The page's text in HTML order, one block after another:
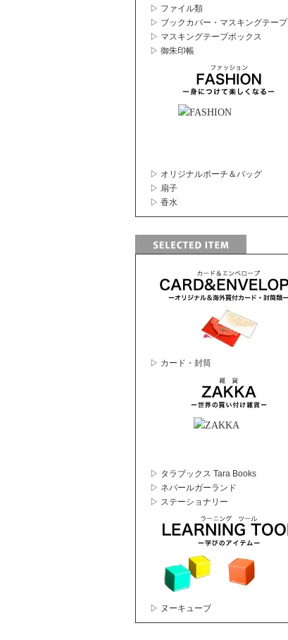
▷ ファイル類
▷ ブックカバー・マスキングテープ
▷ マスキングテープボックス
▷ 御朱印帳
▷ オリジナルポーチ＆バッグ
▷ 扇子
▷ 香水
▷ カード・封筒
▷ タラブックス Tara Books
▷ ネパールガーランド
▷ ステーショナリー
▷ ヌーキューブ